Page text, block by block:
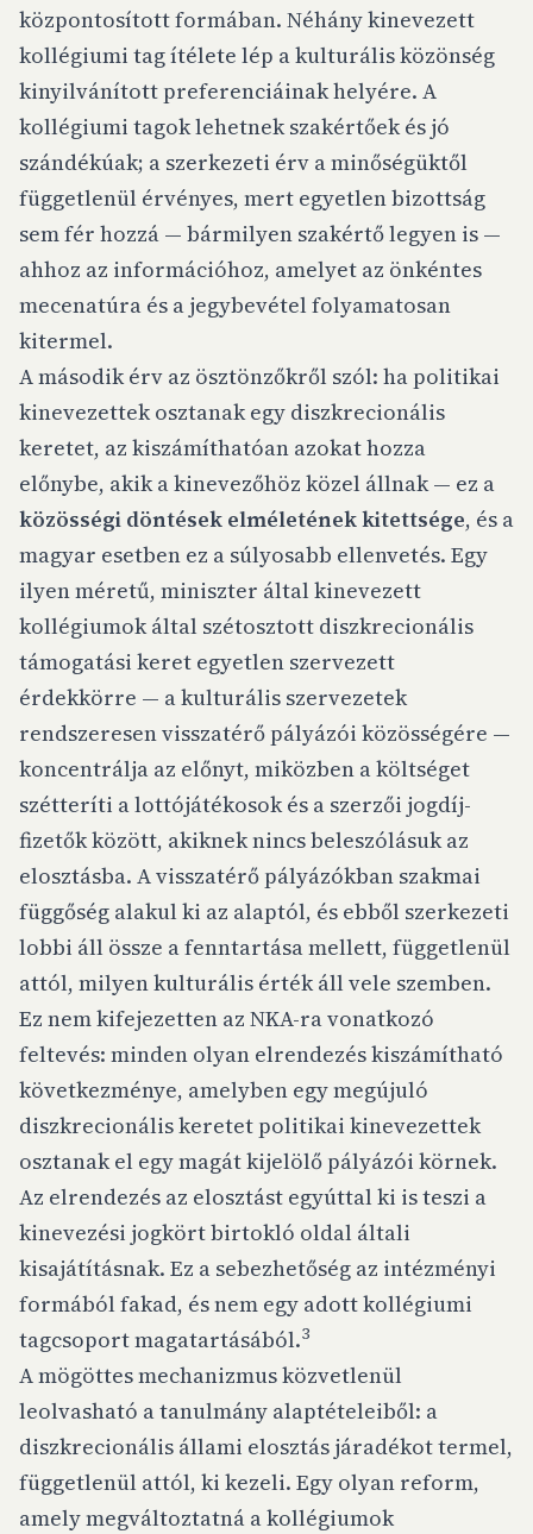
központosított formában. Néhány kinevezett
kollégiumi tag ítélete lép a kulturális közönség
kinyilvánított preferenciáinak helyére. A
kollégiumi tagok lehetnek szakértőek és jó
szándékúak; a szerkezeti érv a minőségüktől
függetlenül érvényes, mert egyetlen bizottság
sem fér hozzá — bármilyen szakértő legyen is —
ahhoz az információhoz, amelyet az önkéntes
mecenatúra és a jegybevétel folyamatosan
kitermel.
A második érv az ösztönzőkről szól: ha politikai
kinevezettek osztanak egy diszkrecionális
keretet, az kiszámíthatóan azokat hozza
előnybe, akik a kinevezőhöz közel állnak — ez a
közösségi döntések elméletének kitettsége, és a
magyar esetben ez a súlyosabb ellenvetés. Egy
ilyen méretű, miniszter által kinevezett
kollégiumok által szétosztott diszkrecionális
támogatási keret egyetlen szervezett
érdekkörre — a kulturális szervezetek
rendszeresen visszatérő pályázói közösségére —
koncentrálja az előnyt, miközben a költséget
szétteríti a lottójátékosok és a szerzői jogdíj-
fizetők között, akiknek nincs beleszólásuk az
elosztásba. A visszatérő pályázókban szakmai
függőség alakul ki az alaptól, és ebből szerkezeti
lobbi áll össze a fenntartása mellett, függetlenül
attól, milyen kulturális érték áll vele szemben.
Ez nem kifejezetten az NKA-ra vonatkozó
feltevés: minden olyan elrendezés kiszámítható
következménye, amelyben egy megújuló
diszkrecionális keretet politikai kinevezettek
osztanak el egy magát kijelölő pályázói körnek.
Az elrendezés az elosztást egyúttal ki is teszi a
kinevezési jogkört birtokló oldal általi
kisajátításnak. Ez a sebezhetőség az intézményi
formából fakad, és nem egy adott kollégiumi
tagcsoport magatartásából.3
A mögöttes mechanizmus közvetlenül
leolvasható a tanulmány alaptételeiből: a
diszkrecionális állami elosztás járadékot termel,
függetlenül attól, ki kezeli. Egy olyan reform,
amely megváltoztatná a kollégiumok